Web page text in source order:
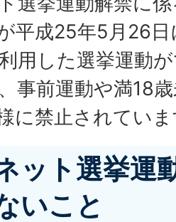
平成25年5月26
用した選挙運動
事前運動や満18
に禁止されてい
ット選挙運
いこと